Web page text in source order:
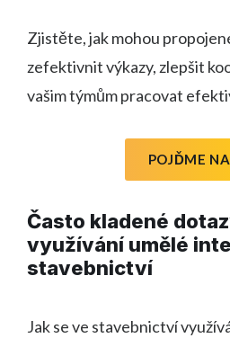
Zjistěte, jak mohou
zefektivnit výkazy, zlepšit
vašim týmům pracovat
POJĎME
Často kladené
využívání umělé
stavebnictví
Jak se ve stavebnictví